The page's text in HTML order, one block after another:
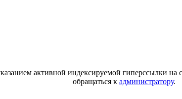
активной индексируемой гиперссылки
обращаться к администратору.